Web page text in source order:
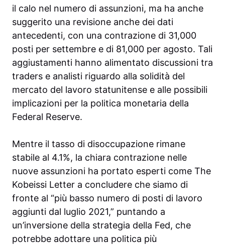
il calo nel numero di assunzioni, ma ha anche
suggerito una revisione anche dei dati
antecedenti, con una contrazione di 31,000
posti per settembre e di 81,000 per agosto. Tali
aggiustamenti hanno alimentato discussioni tra
traders e analisti riguardo alla solidità del
mercato del lavoro statunitense e alle possibili
implicazioni per la politica monetaria della
Federal Reserve.
Mentre il tasso di disoccupazione rimane
stabile al 4.1%, la chiara contrazione nelle
nuove assunzioni ha portato esperti come The
Kobeissi Letter a concludere che siamo di
fronte al “più basso numero di posti di lavoro
aggiunti dal luglio 2021,” puntando a
un’inversione della strategia della Fed, che
potrebbe adottare una politica più